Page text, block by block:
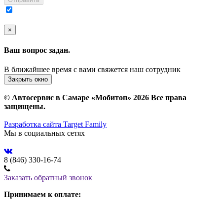
×
Ваш вопрос задан.
В ближайшее время с вами свяжется наш сотрудник
Закрыть окно
© Автосервис в Самаре «Мобитоп» 2026 Все права
защищены.
Разработка сайта Target Family
Мы в социальных сетях
8 (846) 330-16-74
Заказать обратный звонок
Принимаем к оплате: